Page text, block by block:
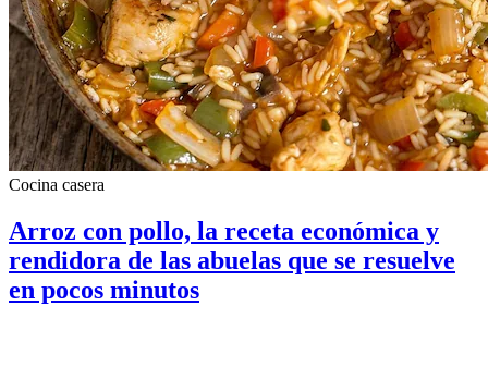
Cocina casera
Arroz con pollo, la receta económica y
rendidora de las abuelas que se resuelve
en pocos minutos